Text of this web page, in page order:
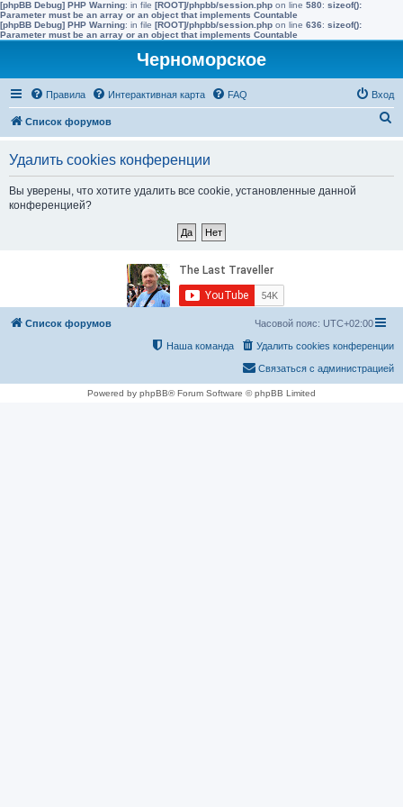
[phpBB Debug] PHP Warning: in file [ROOT]/phpbb/session.php on line 580: sizeof():
Parameter must be an array or an object that implements Countable
[phpBB Debug] PHP Warning: in file [ROOT]/phpbb/session.php on line 636: sizeof():
Parameter must be an array or an object that implements Countable
Черноморское
Правила Интерактивная карта FAQ Вход
Список форумов
Удалить cookies конференции
Вы уверены, что хотите удалить все cookie, установленные данной
конференцией?
Список форумов Часовой пояс: UTC+02:00
Удалить cookies конференции
Наша команда
Связаться с администрацией
Powered by phpBB® Forum Software © phpBB Limited